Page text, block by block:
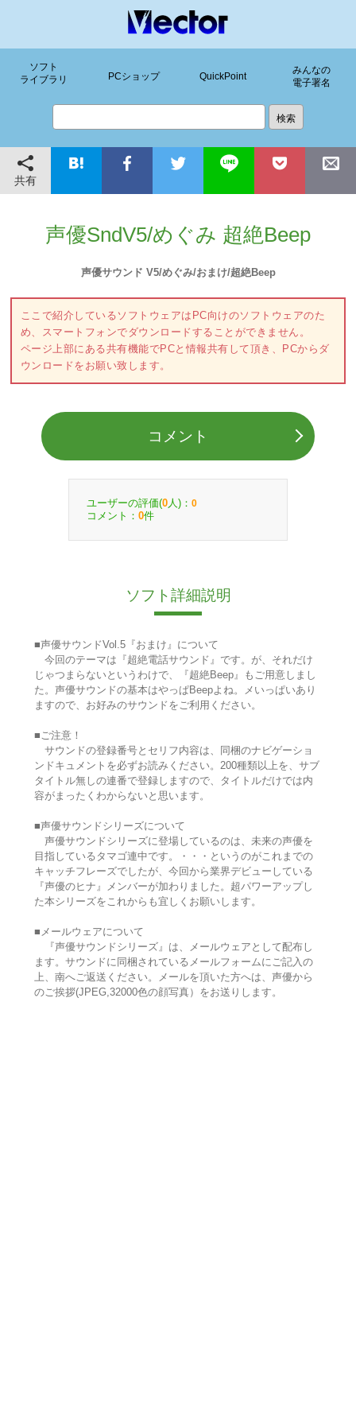
ソフト
ライブラリ
PCショップ QuickPoint
みんなの
電子署名
共有
声優SndV5/めぐみ 超絶Beep
声優サウンド V5/めぐみ/おまけ/超絶Beep
ここで紹介しているソフトウェアはPC向けのソフトウェアのた
め、スマートフォンでダウンロードすることができません。
ページ上部にある共有機能でPCと情報共有して頂き、PCからダ
ウンロードをお願い致します。
コメント
ユーザーの評価(0 人)： 0
コメント： 0件
ソフト詳細説明
■声優サウンドVol.5『おまけ』について
今回のテーマは『超絶電話サウンド』です。が、それだけ
じゃつまらないというわけで、『超絶Beep』もご用意しまし
た。声優サウンドの基本はやっぱBeepよね。メいっぱいあり
ますので、お好みのサウンドをご利用ください。
■ご注意！
サウンドの登録番号とセリフ内容は、同梱のナビゲーショ
ンドキュメントを必ずお読みください。200種類以上を、サブ
タイトル無しの連番で登録しますので、タイトルだけでは内
容がまったくわからないと思います。
■声優サウンドシリーズについて
声優サウンドシリーズに登場しているのは、未来の声優を
目指しているタマゴ連中です。・・・というのがこれまでの
キャッチフレーズでしたが、今回から業界デビューしている
『声優のヒナ』メンバーが加わりました。超パワーアップし
た本シリーズをこれからも宜しくお願いします。
■メールウェアについて
『声優サウンドシリーズ』は、メールウェアとして配布し
ます。サウンドに同梱されているメールフォームにご記入の
上、南へご返送ください。メールを頂いた方へは、声優から
のご挨拶(JPEG,32000色の顔写真）をお送りします。